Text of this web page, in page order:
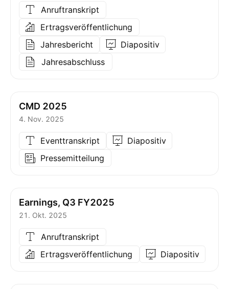
Anruftranskript
Ertragsveröffentlichung
Jahresbericht
Diapositiv
Jahresabschluss
CMD 2025
4. Nov. 2025
Eventtranskript
Diapositiv
Pressemitteilung
Earnings, Q3 FY2025
21. Okt. 2025
Anruftranskript
Ertragsveröffentlichung
Diapositiv